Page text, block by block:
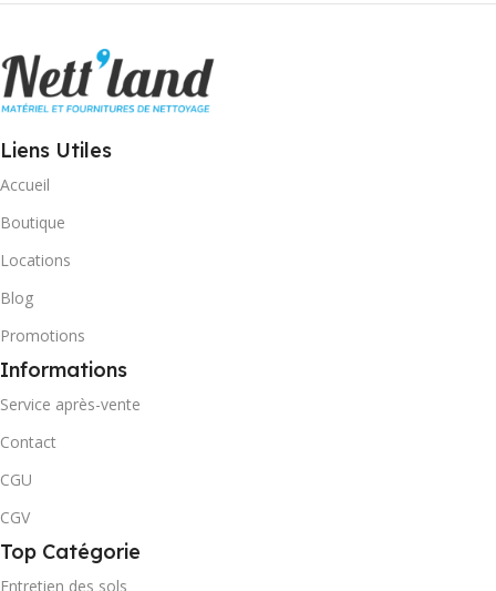
Liens Utiles
Accueil
Boutique
Locations
Blog
Promotions
Informations
Service après-vente
Contact
CGU
CGV
Top Catégorie
Entretien des sols